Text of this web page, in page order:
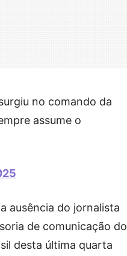
no comando da
assume o
ausência do jornalista
de comunicação do
desta última quarta